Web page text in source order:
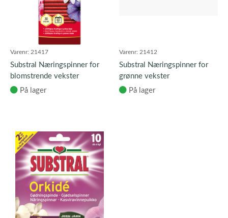
Varenr: 21417
Substral Næringspinner for
blomstrende vekster
På lager
Varenr: 21412
Substral Næringspinner for
grønne vekster
På lager